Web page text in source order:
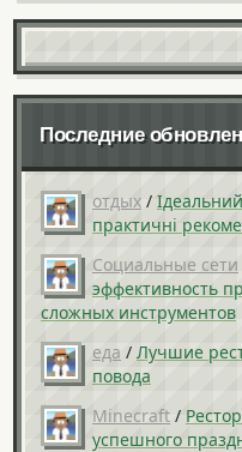
Последние
отдых /
практичні
Социальные сети
эффективность
сложных инструментов
еда / Лучшие
повода
Minecraft /
успешного